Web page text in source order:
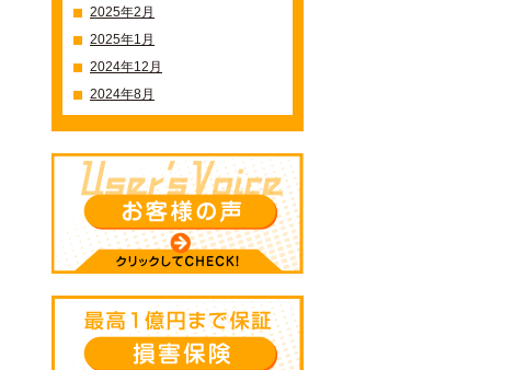
2025年2月
2025年1月
2024年12月
2024年8月